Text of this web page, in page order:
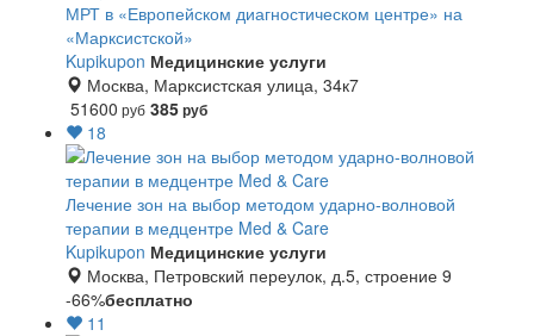
МРТ в «Европейском диагностическом центре» на
«Марксистской»
Kupikupon Медицинские услуги
Москва, Марксистская улица, 34к7
51600 руб 385руб
18
Лечение зон на выбор методом ударно-волновой
терапии в медцентре Med & Care
Kupikupon Медицинские услуги
Москва, Петровский переулок, д.5, строение 9
-66%бесплатно
11